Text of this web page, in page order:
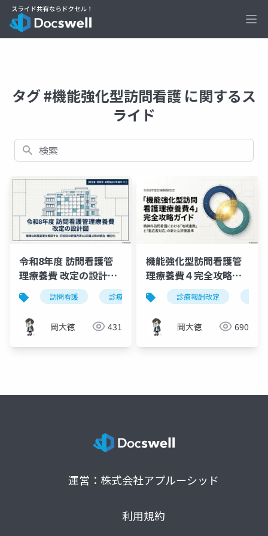
タグ #機能強化型訪問看護 に関するス
ライド
検索
令和8年度 訪問看護管
理療養費 改定の設計図
｜月初日の評価充実と2
日目以降の統合・細分
化を解説
訪問看護 診療報酬改定 令和8年度
岡大徳 431
機能強化型訪問看護管
理療養費４完全攻略ガ
イド｜令和8年度診療報
酬改定
診療報酬改定
岡大徳 690
運営：株式会社アプルーシッド
利用規約